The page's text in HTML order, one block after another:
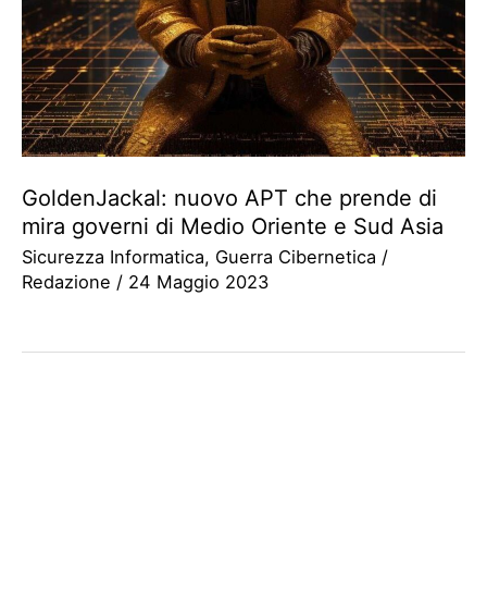
GoldenJackal: nuovo APT che prende di
mira governi di Medio Oriente e Sud Asia
Sicurezza Informatica, Guerra Cibernetica /
Redazione / 24 Maggio 2023